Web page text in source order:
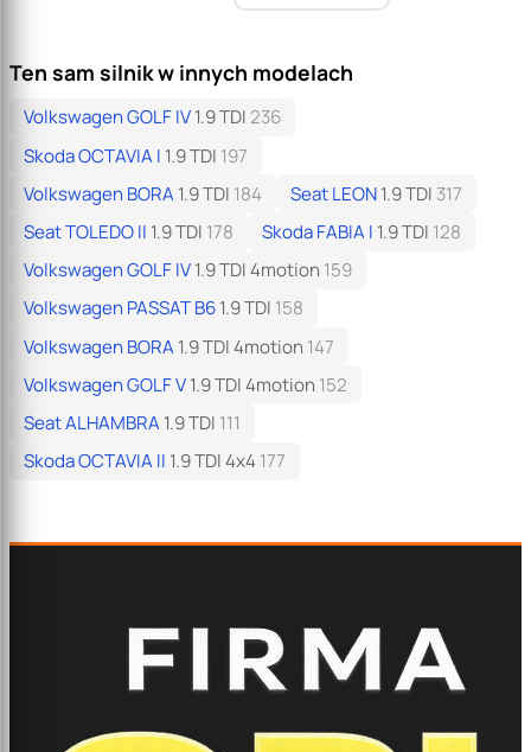
Ten sam silnik w innych modelach
Volkswagen GOLF IV1.9 TDI 236
Skoda OCTAVIA I 1.9 TDI 197
Volkswagen BORA1.9 TDI 184 Seat LEON1.9 TDI 317
Seat TOLEDO II 1.9 TDI 178 Skoda FABIA I 1.9 TDI 128
Volkswagen GOLF IV1.9 TDI 4motion 159
Volkswagen PASSAT B61.9 TDI 158
Volkswagen BORA1.9 TDI 4motion 147
Volkswagen GOLF V1.9 TDI 4motion 152
Seat ALHAMBRA1.9 TDI 111
Skoda OCTAVIA II 1.9 TDI 4x4177